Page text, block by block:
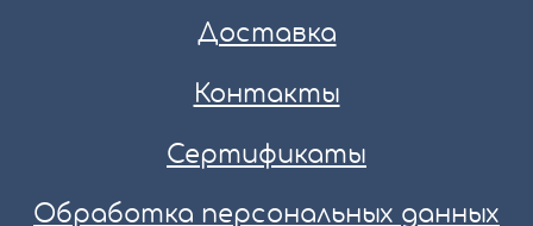
Доставка
Контакты
Сертификаты
Обработка персональных данных